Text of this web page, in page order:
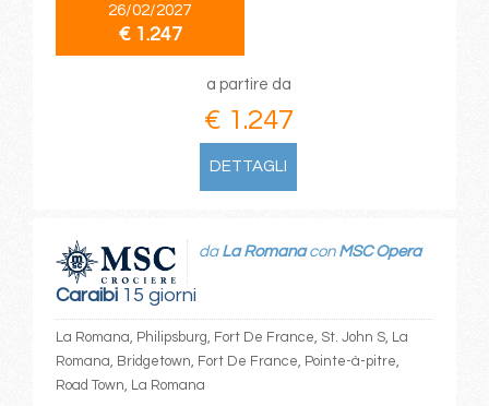
26/02/2027
€ 1.247
a partire da
€ 1.247
DETTAGLI
Caraibi15 giorni
da La Romanacon MSC Opera
La Romana, Philipsburg, Fort De France, St. John S, La
Romana, Bridgetown, Fort De France, Pointe-à-pitre,
Road Town, La Romana